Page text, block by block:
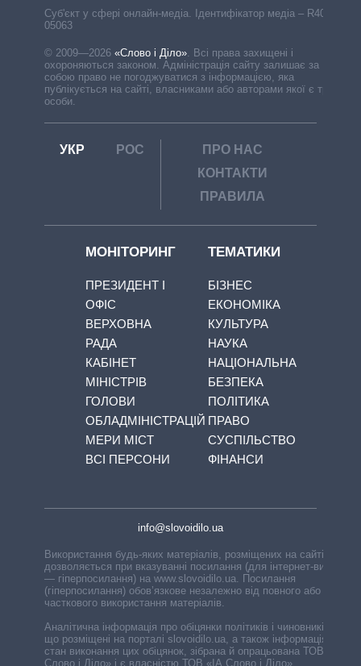
Cуб'єкт у сфері онлайн-медіа. Ідентифікатор медіа – R40-
05063
© 2009—2026 «Слово і Діло». Всі права захищені і
охороняються законом. Адміністрація сайту залишає за
собою право не погоджуватися з інформацією, яка
публікується на сайті, власниками або авторами якої є треті
особи.
УКР РОС
ПРО НАС
КОНТАКТИ
ПРАВИЛА
МОНІТОРИНГ
ПРЕЗИДЕНТ І
ОФІС
ВЕРХОВНА
РАДА
КАБІНЕТ
МІНІСТРІВ
ГОЛОВИ
ОБЛАДМІНІСТРАЦІЙ
МЕРИ МІСТ
ВСІ ПЕРСОНИ
ТЕМАТИКИ
БІЗНЕС
ЕКОНОМІКА
КУЛЬТУРА
НАУКА
НАЦІОНАЛЬНА
БЕЗПЕКА
ПОЛІТИКА
ПРАВО
СУСПІЛЬСТВО
ФІНАНСИ
info@slovoidilo.ua
Використання будь-яких матеріалів, розміщених на сайті,
дозволяється при вказуванні посилання (для інтернет-видань
— гіперпосилання) на www.slovoidilo.ua. Посилання
(гіперпосилання) обов’язкове незалежно від повного або
часткового використання матеріалів.
Аналітична інформація про обіцянки політиків і чиновників,
що розміщені на порталі slovoidilo.ua, а також інформація про
стан виконання цих обіцянок, зібрана й опрацьована ТОВ «ІА
Слово і Діло» і є власністю ТОВ «ІА Слово і Діло».